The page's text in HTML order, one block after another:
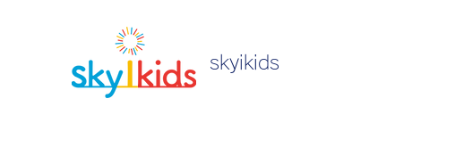
skyikids